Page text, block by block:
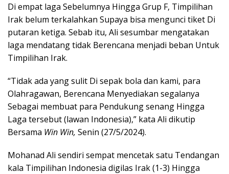
Di empat laga Sebelumnya Hingga Grup F, Timpilihan
Irak belum terkalahkan Supaya bisa mengunci tiket Di
putaran ketiga. Sebab itu, Ali sesumbar mengatakan
laga mendatang tidak Berencana menjadi beban Untuk
Timpilihan Irak.
“Tidak ada yang sulit Di sepak bola dan kami, para
Olahragawan, Berencana Menyediakan segalanya
Sebagai membuat para Pendukung senang Hingga
Laga tersebut (lawan Indonesia),” kata Ali dikutip
Bersama Win Win, Senin (27/5/2024).
Mohanad Ali sendiri sempat mencetak satu Tendangan
kala Timpilihan Indonesia digilas Irak (1-3) Hingga